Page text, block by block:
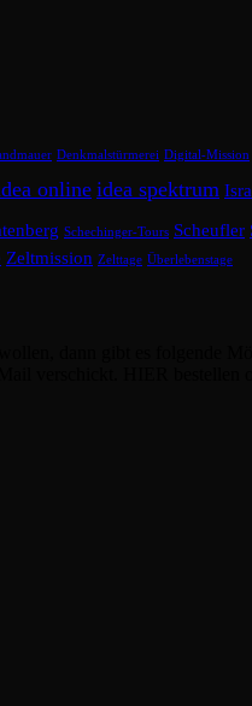
Denkmalstürmerei Digital-Mission
online idea spektrum
Schechinger-Tours Scheufler
Zeltmission Zelttage Überlebenstage